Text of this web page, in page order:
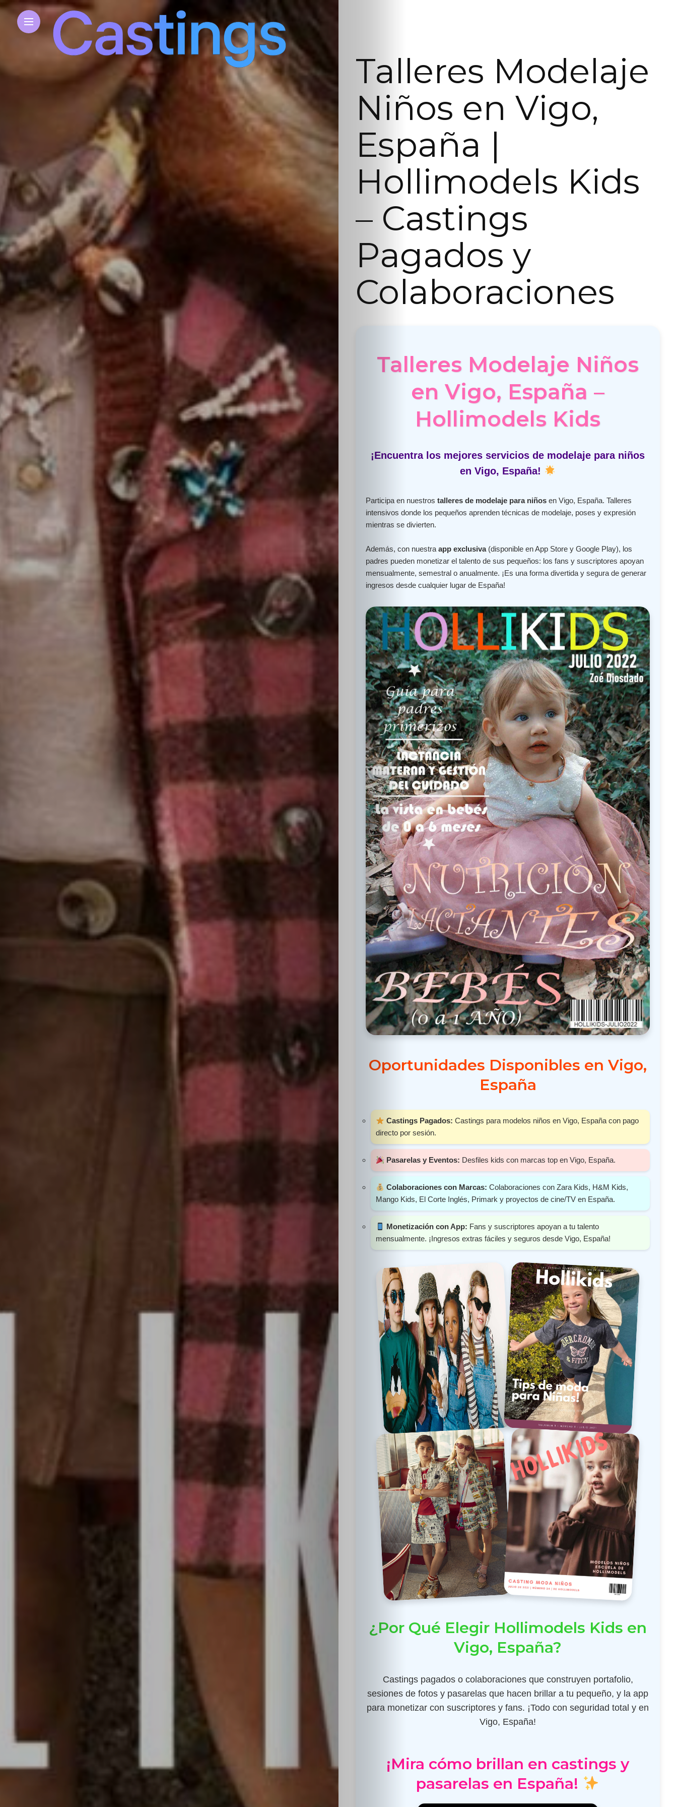
Inicio
Casting
Bershka
Casting
Casting
Sabritas
Casting
HolliKids
Contacto
Talleres Modelaje
Niños en Vigo,
España |
Hollimodels Kids
– Castings
Pagados y
Colaboraciones
Talleres Modelaje Niños
en Vigo, España –
Hollimodels Kids
¡Encuentra los mejores servicios de modelaje para niños
en Vigo, España!
Participa en nuestros talleres de modelaje para niñosen Vigo, España. Talleres
intensivos donde los pequeños aprenden técnicas de modelaje, poses y expresión
mientras se divierten.
Además, con nuestra app exclusiva(disponible en App Store y Google Play), los
padres pueden monetizar el talento de sus pequeños: los fans y suscriptores apoyan
mensualmente, semestral o anualmente. ¡Es una forma divertida y segura de generar
ingresos desde cualquier lugar de España!
Oportunidades Disponibles en Vigo,
España
Castings Pagados: Castings para modelos niños en Vigo, España con pago
directo por sesión.
Pasarelas y Eventos: Desfiles kids con marcas top en Vigo, España.
Colaboraciones con Marcas: Colaboraciones con Zara Kids, H&M Kids,
Mango Kids, El Corte Inglés, Primark y proyectos de cine/TV en España.
Monetización con App: Fans y suscriptores apoyan a tu talento
mensualmente. ¡Ingresos extras fáciles y seguros desde Vigo, España!
¿Por Qué Elegir Hollimodels Kids en
Vigo, España?
Castings pagados o colaboraciones que construyen portafolio,
sesiones de fotos y pasarelas que hacen brillar a tu pequeño, y la app
para monetizar con suscriptores y fans. ¡Todo con seguridad total y en
Vigo, España!
¡Mira cómo brillan en castings y
pasarelas en España!